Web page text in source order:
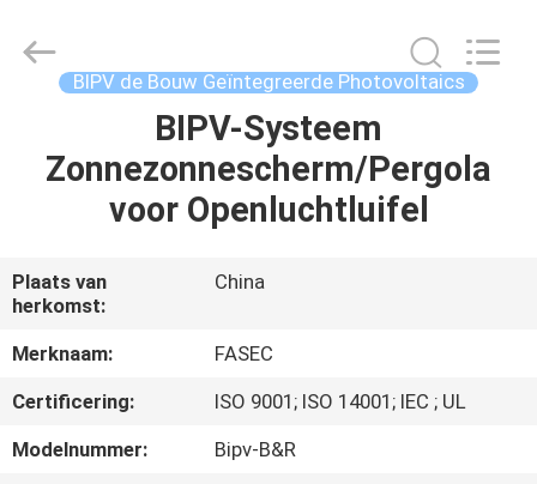
PRODUCTEN
ONGEVEER
ONS
FABRIEKSREIS
FASEC
Buildings
BIPV de Bouw Geïntegreerde Photovoltaics
BIPV-Systeem
Zonnezonnescherm/Pergola
voor Openluchtluifel
Plaats van
herkomst:
China
Merknaam:
FASEC
Certificering:
ISO 9001; ISO 14001; IEC ; UL
Modelnummer:
Bipv-B&R